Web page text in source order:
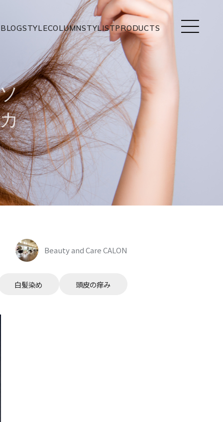
BLOGSTYLECOLUMNSTYLISTPRODUCTS
Beauty and Care CALON
白髪染め 頭皮の痒み